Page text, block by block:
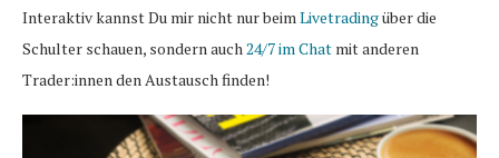
Interaktiv kannst Du mir nicht nur beim Livetradingüber die
Schulter schauen, sondern auch 24/7 im Chat mit anderen
Trader:innen den Austausch finden!